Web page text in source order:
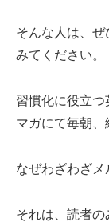
そんな人は、ぜ
みてください。
習慣化に役立
マガにて毎朝、
なぜわざわざメ
それは、読者